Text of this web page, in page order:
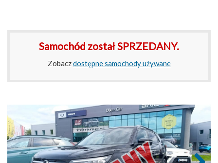
Samochód został SPRZEDANY.
Zobaczdostępne samochody używane